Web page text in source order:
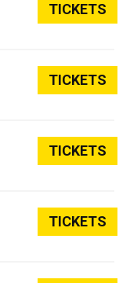
TICKETS
TICKETS
TICKETS
TICKETS